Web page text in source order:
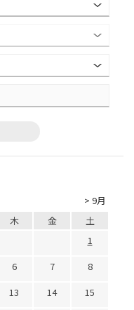
> 9月
木 金
土
1
6 7
8
13 14
15